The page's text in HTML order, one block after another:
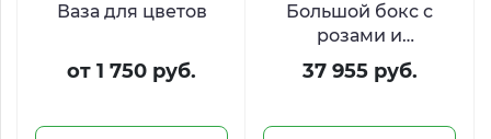
Ваза для цветов
от 1 750 руб.
Большой бокс с
розами и
шоколадом Киндер
«Остров желаний»
37 955 руб.